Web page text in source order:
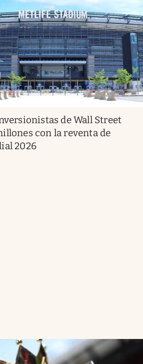
de Wall Street
con la reventa de
2026